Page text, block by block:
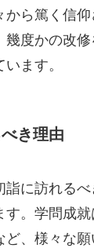
から篤く信
幾度かの改
ます。
き理由
詣に訪れる
す。学問成
ど、様々な